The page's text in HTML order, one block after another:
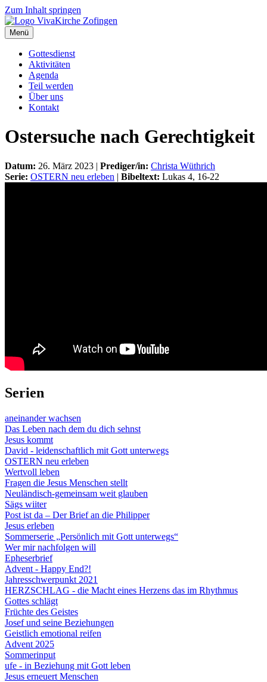
Zum Inhalt springen
Menü
Gottesdienst
Aktivitäten
Agenda
Teil werden
Über uns
Kontakt
Ostersuche nach Gerechtigkeit
Datum: 26. März 2023 | Prediger/in: Christa Wüthrich
Serie: OSTERN neu erleben | Bibeltext: Lukas 4, 16-22
Serien
aneinander wachsen
Das Leben nach dem du dich sehnst
Jesus kommt
David - leidenschaftlich mit Gott unterwegs
OSTERN neu erleben
Wertvoll leben
Fragen die Jesus Menschen stellt
Neuländisch-gemeinsam weit glauben
Sägs wiiter
Post ist da – Der Brief an die Philipper
Jesus erleben
Sommerserie „Persönlich mit Gott unterwegs“
Wer mir nachfolgen will
Epheserbrief
Advent - Happy End?!
Jahresschwerpunkt 2021
HERZSCHLAG - die Macht eines Herzens das im Rhythmus
Gottes schlägt
Früchte des Geistes
Josef und seine Beziehungen
Geistlich emotional reifen
Advent 2025
Sommerinput
ufe - in Beziehung mit Gott leben
Jesus erneuert Menschen